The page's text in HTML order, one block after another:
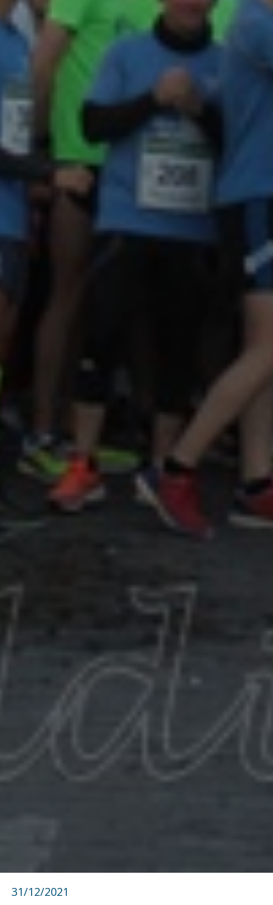
31/12/2021